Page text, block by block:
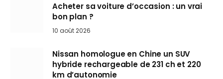
Acheter sa voiture d’occasion : un vrai
bon plan ?
10 août 2026
Nissan homologue en Chine un SUV
hybride rechargeable de 231 ch et 220
km d’autonomie